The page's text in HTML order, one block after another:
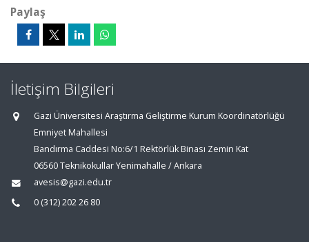
Paylaş
İletişim Bilgileri
Gazi Üniversitesi Araştırma Geliştirme Kurum Koordinatörlüğü
Emniyet Mahallesi
Bandırma Caddesi No:6/1 Rektörlük Binası Zemin Kat
06560 Teknikokullar Yenimahalle / Ankara
avesis@gazi.edu.tr
0 (312) 202 26 80